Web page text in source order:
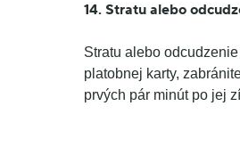
14. Stratu alebo
Stratu alebo
platobnej karty,
prvých pár minút po jej